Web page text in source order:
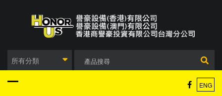
所有分類
ENG